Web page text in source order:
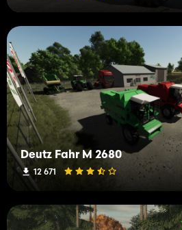
Deutz Fahr M 2680
12 671